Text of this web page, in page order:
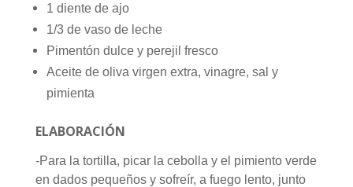
1 diente de ajo
1/3 de vaso de leche
Pimentón dulce y perejil fresco
Aceite de oliva virgen extra, vinagre, sal y
pimienta
ELABORACIÓN
-Para la tortilla, picar la cebolla y el pimiento verde
en dados pequeños y sofreír, a fuego lento, junto